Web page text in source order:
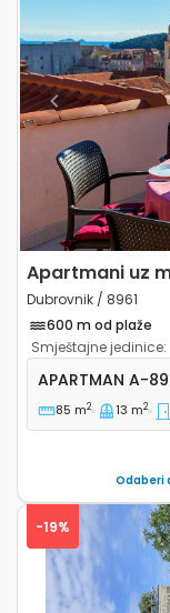
Previous
Apartmani uz
Dubrovnik / 8961
600 m od plaže
Smještajne jedinice:
Trosobni
APARTMAN A-
85 m2 13 m2
Odaberi
-19%